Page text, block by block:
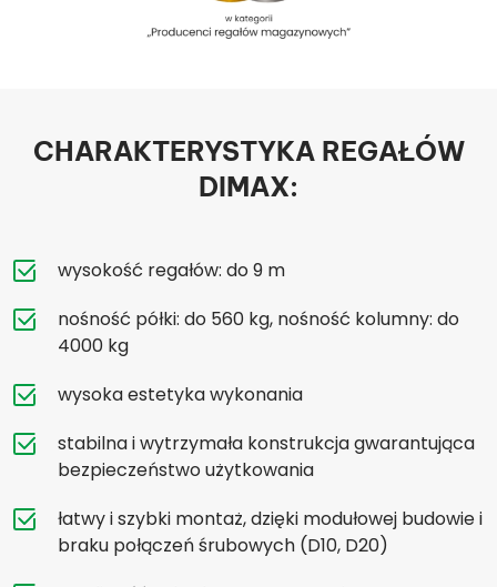
CHARAKTERYSTYKA REGAŁÓW
DIMAX:
wysokość regałów: do 9 m
nośność półki: do 560 kg, nośność kolumny: do
4000 kg
wysoka estetyka wykonania
stabilna i wytrzymała konstrukcja gwarantująca
bezpieczeństwo użytkowania
łatwy i szybki montaż, dzięki modułowej budowie i
braku połączeń śrubowych (D10, D20)